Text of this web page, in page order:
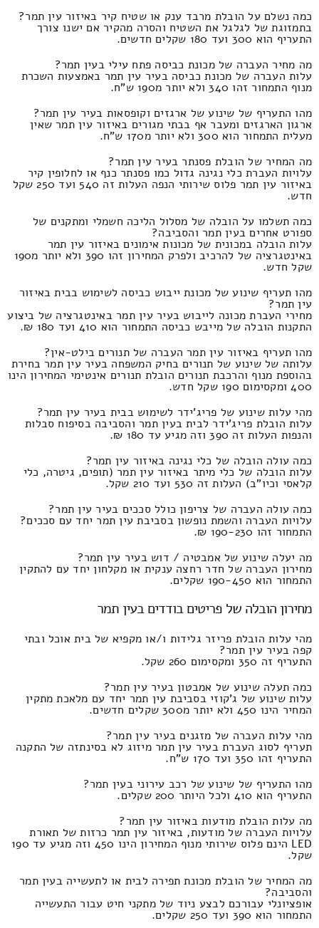
כמה נשלם על הובלת מרבד ענק או שטיח קיר באיזור עין תמר?
בתמזוגת של לגלגל את השטיח והסרה מהקיר אם ישנו צורך
התעריף הוא 300 ועד 180 שקלים חדשים.
מה מחיר העברה של מכונת כביסה פתח עילי בעין תמר?
עלות העברה של מכונת כביסה בעיר עין תמר באמצעות השכרת
מנוף התמחור זהו 340 ולא יותר מ190 ש"ח.
מהו התעריף של שינוע של ארגזים וקופסאות בעיר עין תמר?
ארגון הארגזים ומעבר אף בבתי מגורים באיזור עין תמר שאין
מעלית התמחור הוא 300 ולא יותר מ170 ש"ח.
מה המחיר של הובלת פסנתר בעיר עין תמר?
עלויות העברת כלי נגינה גדול כמו פסנתר כנף או לחלופין קיר
באיזור עין תמר פלוס שירותי הנפה העלות זה 540 ועד 250 שקל
חדש.
כמה תשלמו על הובלה של מסלול הליכה חשמלי ומתקנים של
ספורט אחרים בעין תמר והסביבה?
עלות הובלה במכונית של מכונות אימונים באיזור עין תמר
באינטגרציה של להרכיב ולפרק המחירון זהו 390 ולא יותר מ190
שקל חדש.
מהו תעריף שינוע של מכונת ייבוש כביסה לשימוש בבית באיזור
עין תמר?
מחירי העברת מכונה לייבוש בעיר עין תמר באינטגרציה של ביצוע
התקנות הובלה של מייבש כביסה התמחור הוא 410 ועד 180 ₪.
מהו תעריף באיזור עין תמר העברה של תנורים בילט-אין?
עלותה של שינוע של תנורים בחיק המשפחה בעיר עין תמר בחירת
בהוספת מנוף והרכבת תנורים הובלת תנורים אינטימי המחירון הינו
400 ומקסימום 190 שקל חדש.
מהי עלות שינוע של פריג'ידר לשימוש בבית בעיר עין תמר?
עלות הובלת פריג'ידר לבית בעין תמר והסביבה בסיפוח סבלות
והנפות העלות זה 390 וזה מגיע עד 180 ₪.
כמה עולה הובלה של כלי נגינה באיזור עין תמר?
עלות הובלה של כלי מיתר באיזור עין תמר (תופים, גיטרה, כלי
קלאסי וכיו"ב) העלות זה 530 ועד 210 שקל.
כמה עולה העברה של צריפון כולל סככים בעיר עין תמר?
עלויות העברה והשמת נופשון בסביבת עין תמר יחד עם סככים?
התמחור זהו 190-230 ₪.
מה יעלה שינוע של אמבטיה / דוש בעיר עין תמר?
מחירון העברה של חדר רחצה ענקית או מקלחון יחד עם להתקין
התמחור הוא 190-450 שקלים.
מחירון הובלה של פריטים בודדים בעין תמר
מהי עלות הובלת פריזר גלידות ו/או מקפיא של בית אוכל ובתי
קפה בעיר עין תמר?
התעריף זה 350 ומקסימום 260 שקל.
כמה תעלה שינוע של אמבטון בעיר עין תמר?
עלות שינוע של ג'קוזי בסביבת עין תמר יחד עם מלאכת מתקין
המחיר הינו 450 ולא יותר מ300 שקלים חדשים.
מהי עלות העברה של מזגנים בעיר עין תמר?
תעריף לסוג העברת בעיר עין תמר מיזוג לא בסינתזה של התקנה
התעריף זהו 350 ועד 170 ש"ח.
מהו התעריף של שינוע של רכב עירוני בעין תמר?
התעריף הוא 410 ולכל היותר 200 שקלים.
מה עלות הובלת מודעות באיזור עין תמר?
עלויות העברה של מודעות, באיזור עין תמר כרזות של תאורת
LED הינם פלוס שירותי מנוף המחירון הינו 450 וזה מגיע עד 190
שקל.
מה המחיר של הובלת מכונת תפירה לבית או לתעשייה בעין תמר
והסביבה?
אופציונלי עבורכם לבצע ניוד של מתקני חיט עבור התעשייה
התמחור הוא 390 ועד 250 שקלים.